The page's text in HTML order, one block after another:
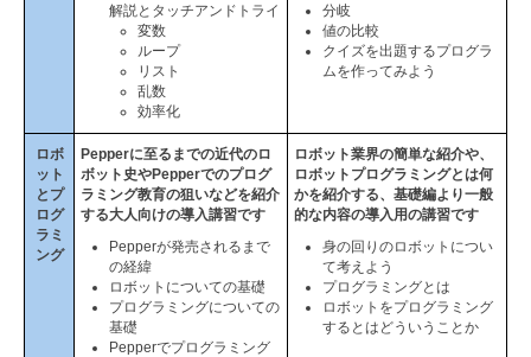
解説とタッチアンドトライ
変数
ループ
リスト
乱数
効率化
分岐
値の比較
クイズを出題するプログラ
ムを作ってみよう
ロボ
ット
とプ
ログ
ラミ
ング
Pepperに至るまでの近代のロ
ボット史やPepperでのプログ
ラミング教育の狙いなどを紹介
する大人向けの導入講習です
Pepperが発売されるまで
の経緯
ロボットについての基礎
プログラミングについての
基礎
Pepperでプログラミング
ロボット業界の簡単な紹介や、
ロボットプログラミングとは何
かを紹介する、基礎編より一般
的な内容の導入用の講習です
身の回りのロボットについ
て考えよう
プログラミングとは
ロボットをプログラミング
するとはどういうことか